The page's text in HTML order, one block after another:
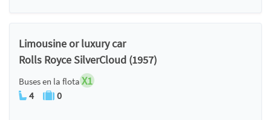
Limousine or luxury car
Rolls Royce SilverCloud (1957)
Buses en la flota X1
4 0